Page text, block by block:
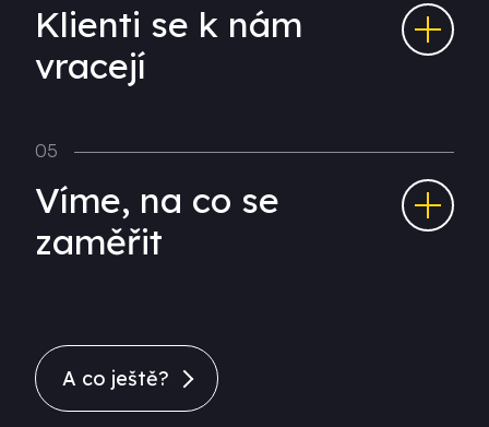
Klienti se k nám
vracejí
Víme, na co se
zaměřit
A co ještě?